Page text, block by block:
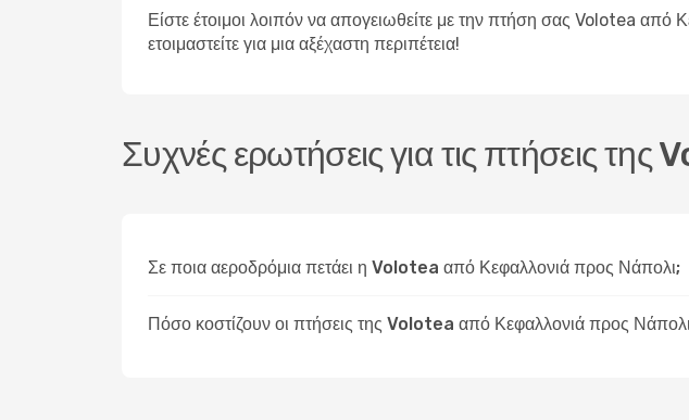
Είστε έτοιμοι λοιπόν να απογειωθείτε με την πτήση σας Volotea
ετοιμαστείτε για μια αξέχαστη περιπέτεια!
Συχνές ερωτήσεις για τις πτήσεις
Σε ποια αεροδρόμια πετάει η Volotea από Κεφαλλονιά προς Νάπολι;
Πόσο κοστίζουν οι πτήσεις της Volotea από Κεφαλλονιά προς